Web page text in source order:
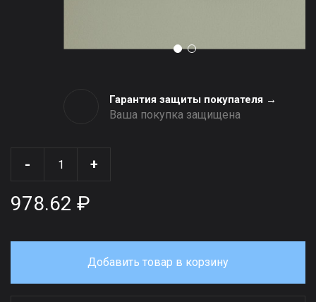
Гарантия защиты покупателя →
Ваша покупка защищена
- +
978.62 ₽
Добавить товар в корзину